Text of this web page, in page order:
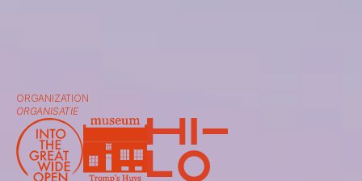
ORGANIZATION
ORGANISATIE